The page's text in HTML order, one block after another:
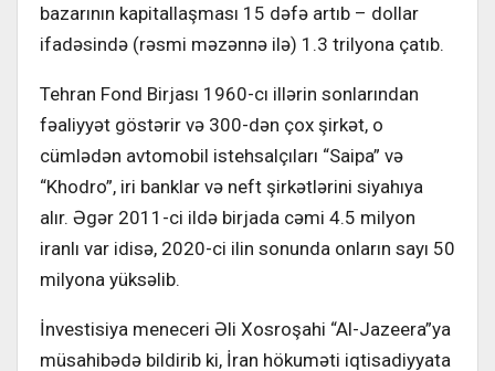
bazarının kapitallaşması 15 dəfə artıb – dollar
ifadəsində (rəsmi məzənnə ilə) 1.3 trilyona çatıb.
Tehran Fond Birjası 1960-cı illərin sonlarından
fəaliyyət göstərir və 300-dən çox şirkət, o
cümlədən avtomobil istehsalçıları “Saipa” və
“Khodro”, iri banklar və neft şirkətlərini siyahıya
alır. Əgər 2011-ci ildə birjada cəmi 4.5 milyon
iranlı var idisə, 2020-ci ilin sonunda onların sayı 50
milyona yüksəlib.
İnvestisiya meneceri Əli Xosroşahi “Al-Jazeera”ya
müsahibədə bildirib ki, İran hökuməti iqtisadiyyata